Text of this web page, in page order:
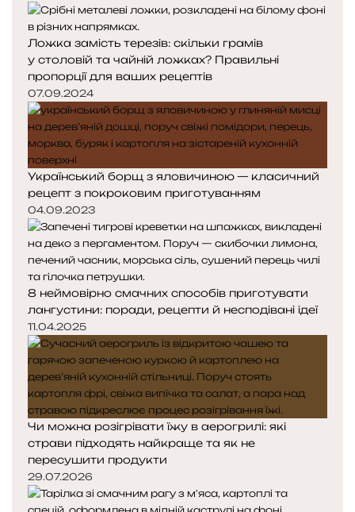
Ложка замість терезів: скільки грамів
у столовій та чайній ложках? Правильні
пропорції для ваших рецептів
07.09.2024
Український борщ з яловичиною — класичний
рецепт з покроковим приготуванням
04.09.2023
8 неймовірно смачних способів приготувати
лангустини: поради, рецепти й несподівані ідеї
11.04.2025
Чи можна розігрівати їжу в аерогрилі: які
страви підходять найкраще та як не
пересушити продукти
29.07.2026